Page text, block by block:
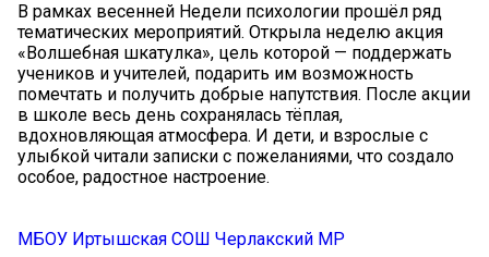
В рамках весенней Недели психологии прошёл ряд
тематических мероприятий. Открыла неделю акция
«Волшебная шкатулка», цель которой — поддержать
учеников и учителей, подарить им возможность
помечтать и получить добрые напутствия. После акции
в школе весь день сохранялась тёплая,
вдохновляющая атмосфера. И дети, и взрослые с
улыбкой читали записки с пожеланиями, что создало
особое, радостное настроение.
МБОУ Иртышская СОШ Черлакский МР